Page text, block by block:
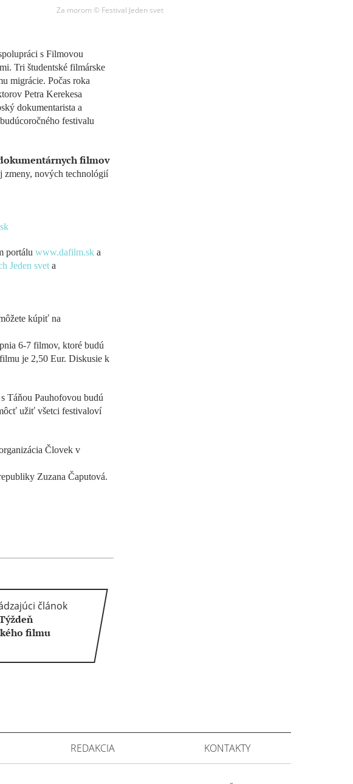
Za morom © Festival Jeden svet
s Filmovou
Tri študentské filmárske
migrácie. Počas roka
Petra Kerekesa
dokumentarista a
festivalu
filmov
zmeny, nových technológií
portálu www.dafilm.ska
Jeden sveta
kúpiť na
6-7 filmov, ktoré budú
je 2,50 Eur. Diskusie k
Táňou Pauhofovou budú
užiť všetci festivaloví
Človek v
Zuzana Čaputová.
článok
filmu
REDAKCIA KONTAKTY